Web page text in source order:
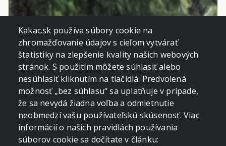
Kakac.sk používa súbory cookie na
zhromažďovanie údajov s cieľom vytvárať
štatistiky na zlepšenie kvality našich webových
stránok. S použitím môžete súhlasiť alebo
nesúhlasiť kliknutím na tlačidlá. Predvolená
možnosť „bez súhlasu“ sa uplatňuje v prípade,
že sa nevydá žiadna voľba a odmietnutie
neobmedzí vašu používateľskú skúsenosť. Viac
informácií o našich pravidlách používania
súborov cookie sa dočítate v článku: